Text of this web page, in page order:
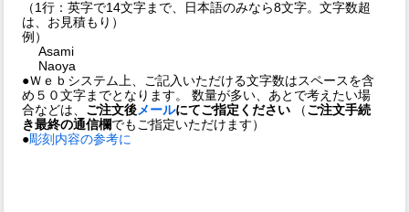
（1行：英字で14文字まで、日本語のみなら8文字。文字数超
は、お見積もり）
例）
Asami
Naoya
●Ｗｅｂシステム上、ご記入いただける文字数はスペースを含
め５０文字までとなります。 数量が多い、あとで考えたい場
合などは、 ご注文後メールにてご指定ください （ ご注文手続
き最終の通信欄でもご指定いただけます）
●彫刻内容の参考に